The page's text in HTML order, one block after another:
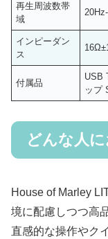
再生周波数帯
域
インピーダン
ス
付属品
USB
ップ
どんな人
House of Marley
境に配慮しつつ高
直感的な操作やク